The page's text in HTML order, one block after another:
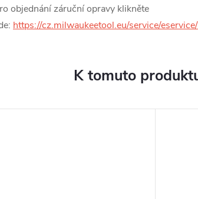
objednání záruční opravy klikněte
https://cz.milwaukeetool.eu/service/eservice/
K tomuto